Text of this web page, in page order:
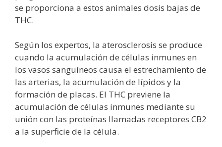
se proporciona a estos animales dosis bajas de
THC.
Según los expertos, la aterosclerosis se produce
cuando la acumulación de células inmunes en
los vasos sanguíneos causa el estrechamiento de
las arterias, la acumulación de lípidos y la
formación de placas. El THC previene la
acumulación de células inmunes mediante su
unión con las proteínas llamadas receptores CB2
a la superficie de la célula.